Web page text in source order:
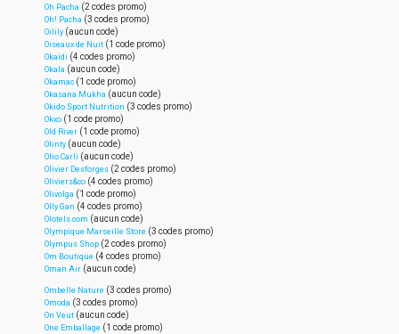
Oh Pacha (2 codes promo)
Oh! Pacha (3 codes promo)
Oilily (aucun code)
Oiseaux de Nuit (1 code promo)
Okaïdi (4 codes promo)
Okala (aucun code)
Okamac (1 code promo)
Okasana Mukha (aucun code)
Okido Sport Nutrition (3 codes promo)
Okxo (1 code promo)
Old River (1 code promo)
Olinty (aucun code)
Olio Carli (aucun code)
Olivier Desforges (2 codes promo)
Oliviers&co (4 codes promo)
Olivolga (1 code promo)
Olly Gan (4 codes promo)
Olotels.com (aucun code)
Olympique Marseille Store (3 codes promo)
Olympus Shop (2 codes promo)
Om Boutique (4 codes promo)
Oman Air (aucun code)
Ombelle Nature (3 codes promo)
Omoda (3 codes promo)
On Veut (aucun code)
One Emballage (1 code promo)